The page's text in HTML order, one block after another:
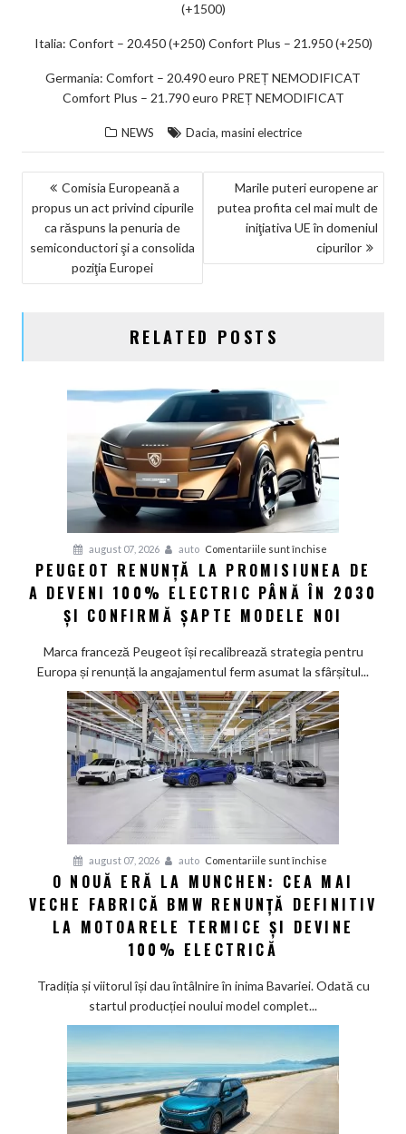
(+1500)
Italia: Confort – 20.450 (+250) Confort Plus – 21.950 (+250)
Germania: Comfort – 20.490 euro PREȚ NEMODIFICAT
Comfort Plus – 21.790 euro PREȚ NEMODIFICAT
NEWS Dacia, masini electrice
NAVIGARE
ÎN
ARTICOLE
Comisia Europeană a
propus un act privind cipurile
ca răspuns la penuria de
semiconductori şi a consolida
poziţia Europei
Marile puteri europene ar
putea profita cel mai mult de
iniţiativa UE în domeniul
cipurilor
RELATED POSTS
august 07, 2026 auto Comentariile sunt închise
Peugeot
renunță
la
de
a
100%
electric
până
2030
șapte
noi
PEUGEOT RENUNȚĂ LA PROMISIUNEA DE
A DEVENI 100% ELECTRIC PÂNĂ ÎN 2030
ȘI CONFIRMĂ ȘAPTE MODELE NOI
Marca franceză Peugeot își recalibrează strategia pentru
Europa și renunță la angajamentul ferm asumat la sfârșitul...
august 07, 2026 auto Comentariile sunt închise
O
nouă
eră
Cea
BMW
renunță
O NOUĂ ERĂ LA MUNCHEN: CEA MAI
VECHE FABRICĂ BMW RENUNȚĂ DEFINITIV
LA MOTOARELE TERMICE ȘI DEVINE
100% ELECTRICĂ
Tradiția și viitorul își dau întâlnire în inima Bavariei. Odată cu
startul producției noului model complet...